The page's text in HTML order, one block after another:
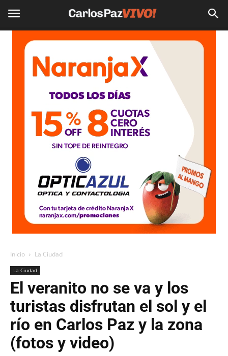
Inicio La Ciudad
La Ciudad
El veranito no se va y los
turistas disfrutan el sol y el
río en Carlos Paz y la zona
(fotos y video)